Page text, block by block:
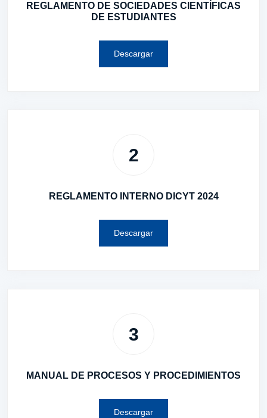
REGLAMENTO DE SOCIEDADES CIENTÍFICAS
DE ESTUDIANTES
Descargar
2
REGLAMENTO INTERNO DICYT 2024
Descargar
3
MANUAL DE PROCESOS Y PROCEDIMIENTOS
Descargar